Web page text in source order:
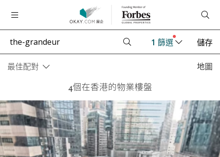
1 篩選 儲存
最佳配對 地圖
4個在香港的物業樓盤